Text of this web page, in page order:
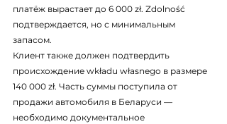
платёж вырастает до 6 000 zł. Zdolność
подтверждается, но с минимальным
запасом.
Клиент также должен подтвердить
происхождение wkładu własnego в размере
140 000 zł. Часть суммы поступила от
продажи автомобиля в Беларуси —
необходимо документальное